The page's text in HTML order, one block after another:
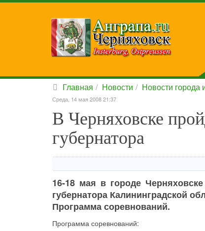
Главная Новости Новости города
Среда, 14 мая 2008 21:37
В Черняховске
губернатора
16-18 мая в городе
губернатора Калининградской
Программа соревнований.
Программа соревнований: